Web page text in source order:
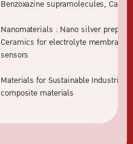
Benzoxazine supramolecules,
Nanomaterials : Nano silver
Ceramics for electrolyte
sensors
Materials for Sustainable Industries
composite materials